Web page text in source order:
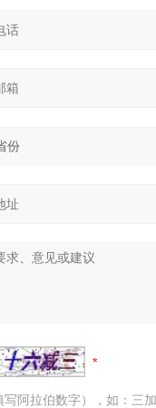
阿拉伯数字），如：三